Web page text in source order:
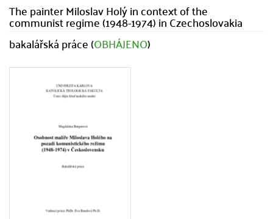
The painter Miloslav Holý in context of the
communist regime (1948-1974) in Czechoslovakia
bakalářská práce (OBHÁJENO)